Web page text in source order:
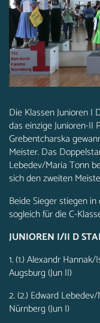
Die Klassen Junioren I
das einzige Junioren-II
Grebentcharska
Meister. Das
Lebedev/Maria Tonn
sich den zweiten
Beide Sieger stiegen
sogleich für die C-
JUNIOREN I/II D
1. (1.) Alexandr
Augsburg (Jun II)
2. (2.) Edward
Nürnberg (Jun I)